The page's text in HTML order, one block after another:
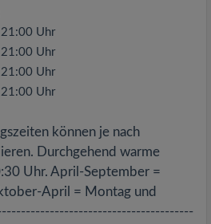
Uhr
Uhr
Uhr
Uhr
können je nach
Durchgehend warme
Uhr. April-September =
April = Montag und